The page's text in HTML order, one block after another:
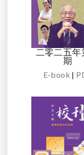
二零二五年
期
E-book |